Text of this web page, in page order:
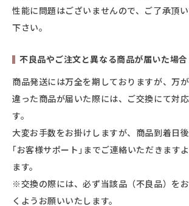
性能に問題はございませんので、ご了承頂
下さい。
不良品やご注文と異なる商品が届いた場合
商品発送には万全を期しておりますが、万
違った商品が届いた際には、ご交換にて対
す。
大変お手数をお掛けしますが、商品到着日
｢お客様サポート｣までご連絡いただきます
ます。
※交換の際には、必ず当該品（不良品）を
くようお願いいたします。